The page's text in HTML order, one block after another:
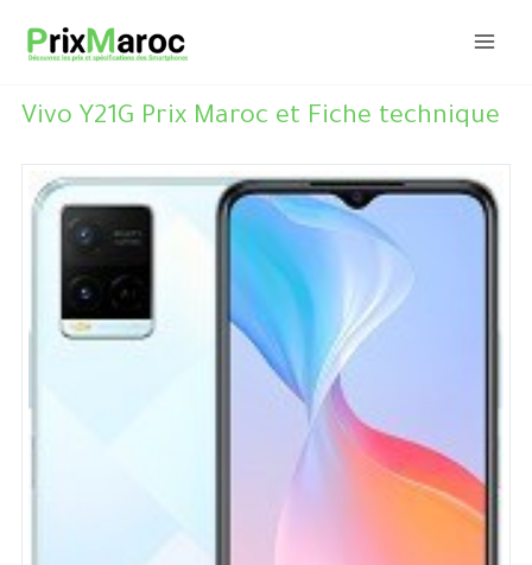
Vivo Y21G Prix Maroc et Fiche technique